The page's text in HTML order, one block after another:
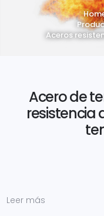
Aceros
Acero de
resistencia
Leer más